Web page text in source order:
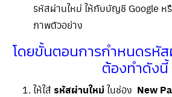
รหัสผ่านใหม่ ให้กับบัญชี Google ห
ภาพตัวอย่าง
โดยขั้นตอนการกำหนดรหัส
ต้องทำดังนี้
ให้ใส่ รหัสผ่านใหม่ในช่อง New